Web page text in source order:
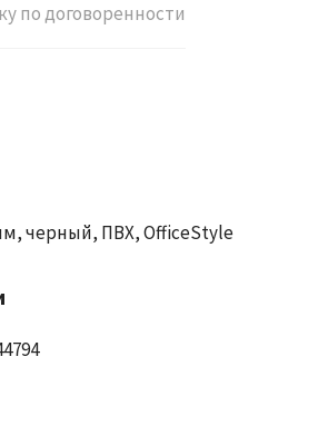
по договоренности
черный, ПВХ, OfficeStyle